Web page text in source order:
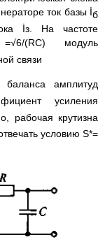
ток базы İб
İз. На частоте
(RC) модуль
связи
амплитуд
усиления
рабочая крутизна
условию S*=